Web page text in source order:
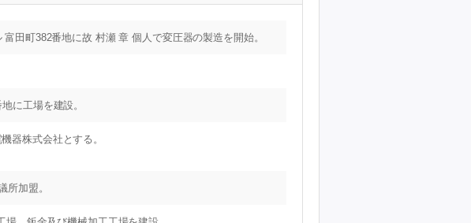
田町382番地に故 村瀬 章 個人で変圧器の製造を開始。
に工場を建設。
器株式会社とする。
所加盟。